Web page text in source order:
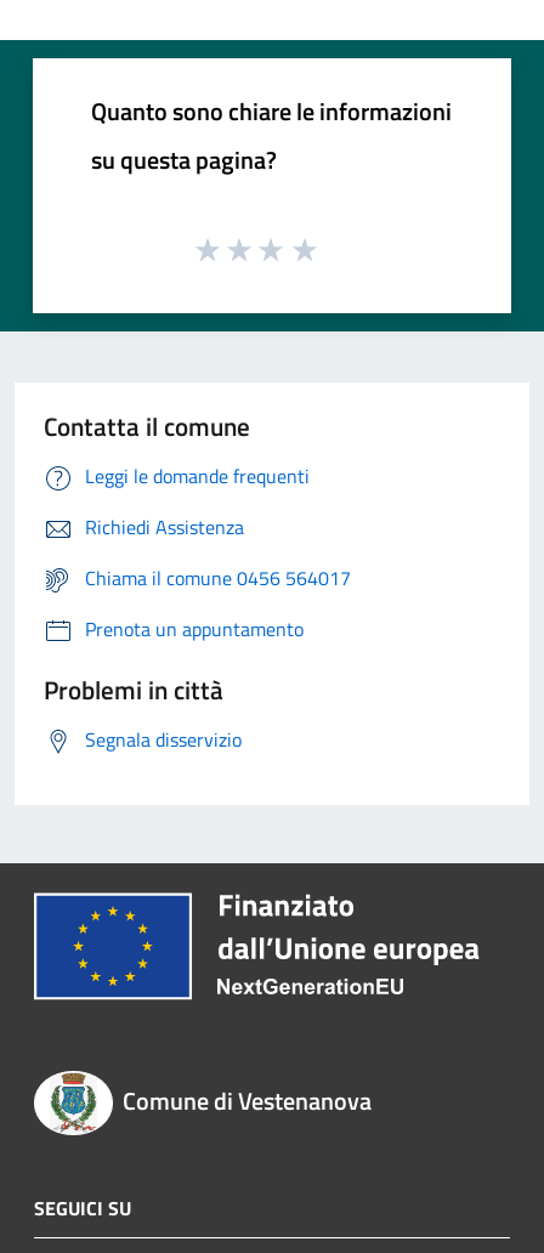
Quanto sono chiare le informazioni
su questa pagina?
Contatta il comune
Leggi le domande frequenti
Richiedi Assistenza
Chiama il comune 0456 564017
Prenota un appuntamento
Problemi in città
Segnala disservizio
Comune di Vestenanova
SEGUICI SU